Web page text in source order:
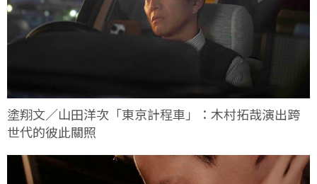
塗翔文／山田洋次「東京計程車」：木村拓哉演出跨
世代的彼此關照